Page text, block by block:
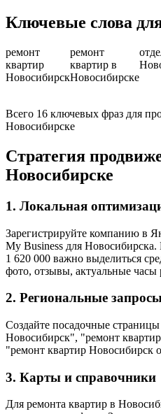
Ключевые слова
ремонт
квартир
Новосибирск
ремонт
квартир в
Новосибирске
Всего 16 ключевых фраз для
Новосибирске
Стратегия
Новосибирске
1. Локальная
Зарегистрируйте компанию в
My Business для Новосибирска.
1 620 000 важно выделиться
фото, отзывы, актуальные часы
2. Региональные
Создайте посадочные
Новосибирск", "ремонт
"ремонт квартир Новосибирск
3. Карты и справочники
Для ремонта квартир в